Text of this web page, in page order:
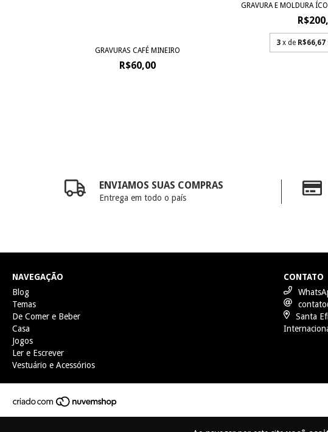
GRAVURAS CAFÉ MINEIRO
R$60,00
GRAVURA E MOLDURA
3 x de R$66,67
ENVIAMOS SUAS COMPRAS
Entrega em todo o país
NAVEGAÇÃO
Blog
Temas
De Comer e Beber
Casa
Jogos
Ler e Escrever
Vestuário e Acessórios
CONTATO
Santa